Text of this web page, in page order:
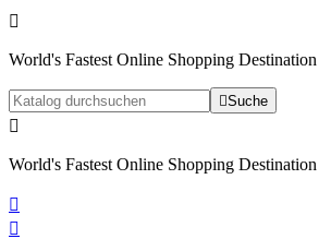

World's Fastest Online Shopping Destination
Suche

World's Fastest Online Shopping Destination

